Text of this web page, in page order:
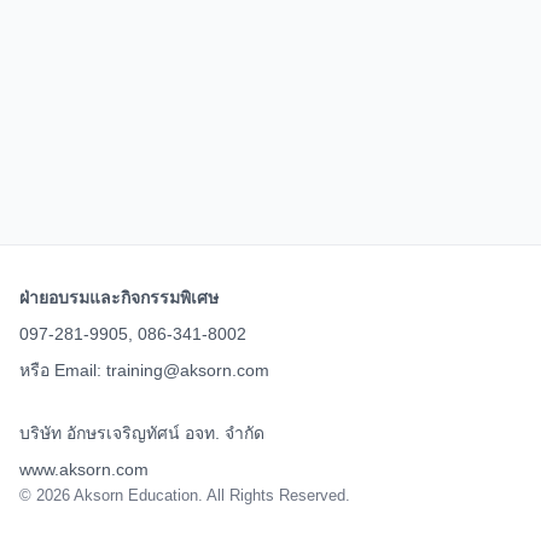
ฝ่ายอบรมและกิจกรรมพิเศษ
097-281-9905, 086-341-8002
หรือ Email: training@aksorn.com
บริษัท อักษรเจริญทัศน์ อจท. จำกัด
www.aksorn.com
© 2026 Aksorn Education. All Rights Reserved.